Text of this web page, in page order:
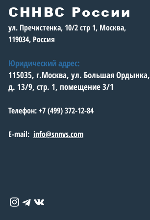
СННВС России
ул. Пречистенка, 10/2 стр 1, Москва,
119034, Россия
Юридический адрес:
115035, г.Москва, ул. Большая Ордынка,
д. 13/9, стр. 1, помещение 3/1
Телефон: +7 (499) 372-12-84
E-mail: info@snnvs.com